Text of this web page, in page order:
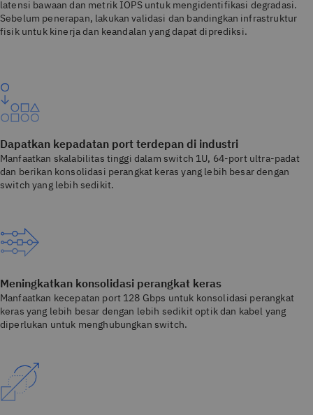
latensi bawaan dan metrik IOPS untuk mengidentifikasi degradasi.
Sebelum penerapan, lakukan validasi dan bandingkan infrastruktur
fisik untuk kinerja dan keandalan yang dapat diprediksi.
Dapatkan kepadatan port terdepan di industri
Manfaatkan skalabilitas tinggi dalam switch 1U, 64-port ultra-padat
dan berikan konsolidasi perangkat keras yang lebih besar dengan
switch yang lebih sedikit.
Meningkatkan konsolidasi perangkat keras
Manfaatkan kecepatan port 128 Gbps untuk konsolidasi perangkat
keras yang lebih besar dengan lebih sedikit optik dan kabel yang
diperlukan untuk menghubungkan switch.